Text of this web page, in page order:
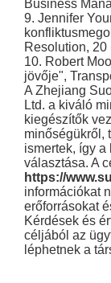
Business
9. Jennifer
Resolution, 20
10. Robert
jövője",
A Zhejiang
Ltd. a kiváló
kiegészítők
minőségükről,
ismertek, így
választása. A
https://
információkat
erőforrásokat
Kérdések és
céljából az
léphetnek a